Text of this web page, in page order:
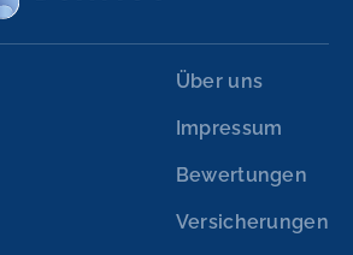
Über uns
Impressum
Bewertungen
Versicherungen